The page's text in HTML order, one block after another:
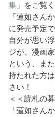
集」
をご覧
「蓮如さん
に発売予定で
自分が思い
ジが、漫画
という、ま
持たれた方
さい！
＜＜読札の
「蓮如さん